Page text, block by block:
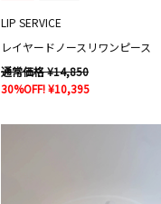
LIP SERVICE
レイヤードノースリワンピース
通常価格 ¥14,850
30%OFF! ¥10,395